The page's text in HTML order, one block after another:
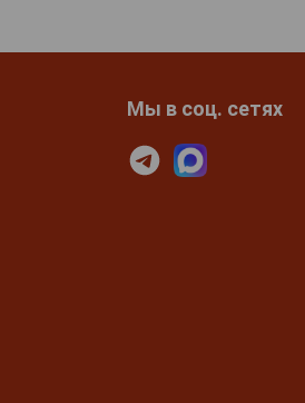
Мы в соц. сетях